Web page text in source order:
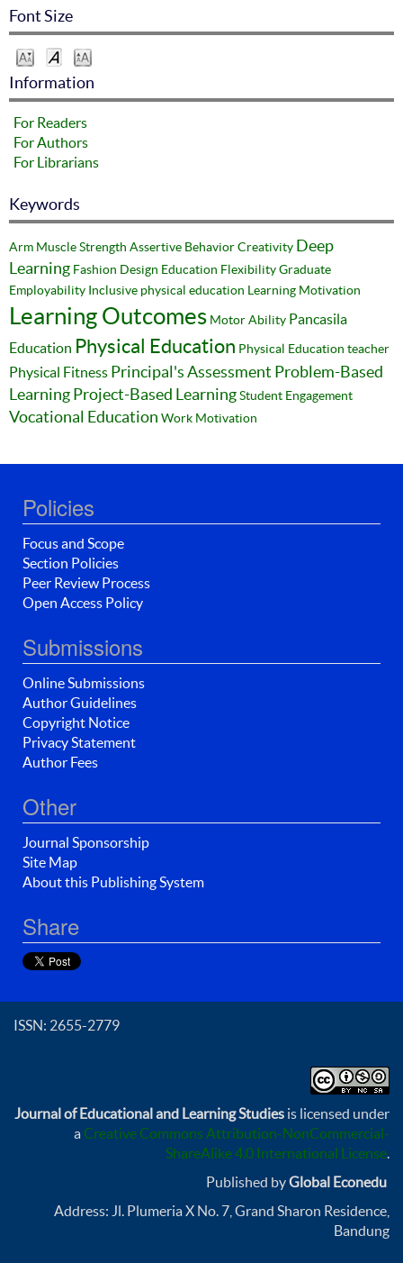
Font Size
Information
For Readers
For Authors
For Librarians
Keywords
Arm Muscle Strength Assertive BehaviorCreativity Deep
Learning Fashion Design Education FlexibilityGraduate
Employability Inclusive physical education Learning Motivation
Learning Outcomes Motor Ability Pancasila
Education Physical Education Physical Education teacher
Physical Fitness Principal's Assessment Problem-Based
LearningProject-Based LearningStudent Engagement
Vocational Education Work Motivation
Policies
Focus and Scope
Section Policies
Peer Review Process
Open Access Policy
Submissions
Online Submissions
Author Guidelines
Copyright Notice
Privacy Statement
Author Fees
Other
Journal Sponsorship
Site Map
About this Publishing System
Share
ISSN: 2655-2779
Journal of Educational and Learning Studies is licensed under
aCreative Commons Attribution-NonCommercial-
ShareAlike 4.0 International License.
Published byGlobal Econedu
Address: Jl. Plumeria X No. 7, Grand Sharon Residence,
Bandung